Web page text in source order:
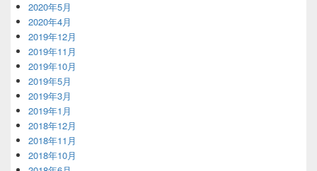
2020年5月
2020年4月
2019年12月
2019年11月
2019年10月
2019年5月
2019年3月
2019年1月
2018年12月
2018年11月
2018年10月